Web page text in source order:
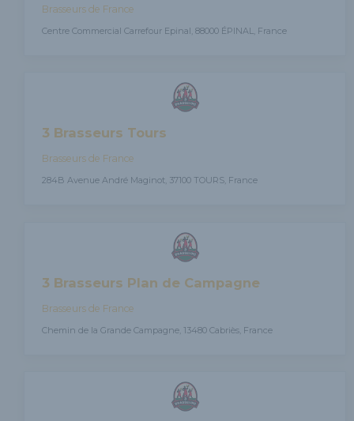
Brasseurs de France
Centre Commercial Carrefour Epinal, 88000 ÉPINAL, France
3 Brasseurs Tours
Brasseurs de France
284B Avenue André Maginot, 37100 TOURS, France
3 Brasseurs Plan de Campagne
Brasseurs de France
Chemin de la Grande Campagne, 13480 Cabriès, France